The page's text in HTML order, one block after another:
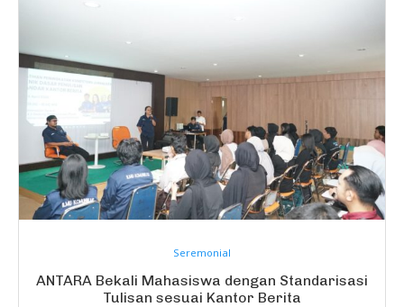
Seremonial
ANTARA Bekali Mahasiswa dengan Standarisasi
Tulisan sesuai Kantor Berita